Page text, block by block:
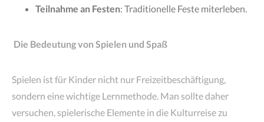
Teilnahme an Festen: Traditionelle Feste miterleben.
Die Bedeutung von Spielen und Spaß
Spielen ist für Kinder nicht nur Freizeitbeschäftigung,
sondern eine wichtige Lernmethode. Man sollte daher
versuchen, spielerische Elemente in die Kulturreise zu